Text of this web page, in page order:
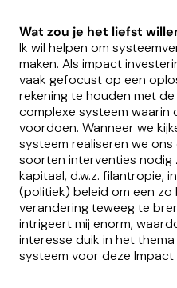
Wat zou je het liefst
Ik wil helpen om
maken. Als impact
vaak gefocust op een
rekening te houden met
complexe systeem waarin
voordoen. Wanneer we
systeem realiseren we
soorten interventies nodig
kapitaal, d.w.z. filantropie,
(politiek) beleid om een zo
verandering teweeg te
intrigeert mij enorm,
interesse duik in het
systeem voor deze Impact